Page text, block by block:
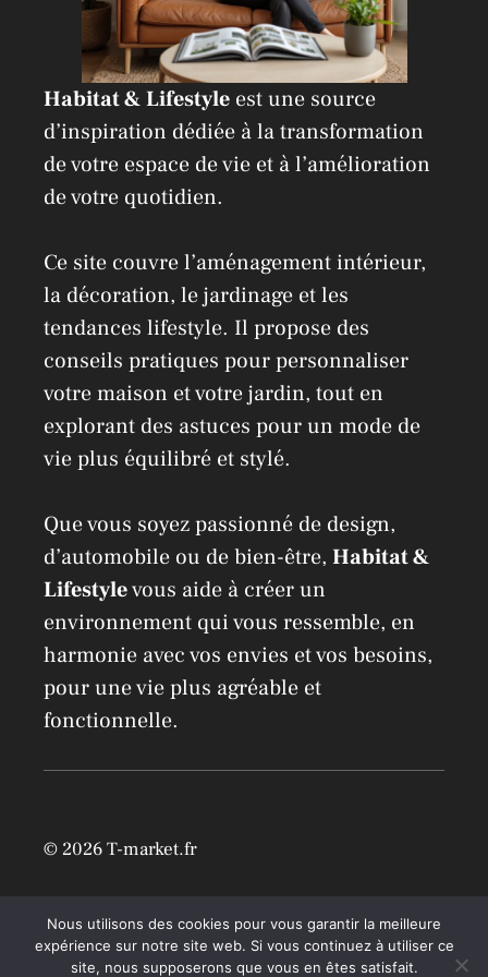
Habitat & Lifestyle est une source
d’inspiration dédiée à la transformation
de votre espace de vie et à l’amélioration
de votre quotidien.
Ce site couvre l’aménagement intérieur,
la décoration, le jardinage et les
tendances lifestyle. Il propose des
conseils pratiques pour personnaliser
votre maison et votre jardin, tout en
explorant des astuces pour un mode de
vie plus équilibré et stylé.
Que vous soyez passionné de design,
d’automobile ou de bien-être, Habitat &
Lifestylevous aide à créer un
environnement qui vous ressemble, en
harmonie avec vos envies et vos besoins,
pour une vie plus agréable et
fonctionnelle.
© 2026 T-market.fr
Nous utilisons des cookies pour vous garantir la meilleure
expérience sur notre site web. Si vous continuez à utiliser ce
site, nous supposerons que vous en êtes satisfait.